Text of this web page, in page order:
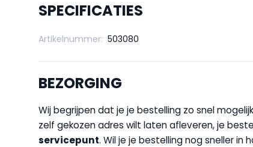
SPECIFICATIES
Artikelnummer: 503080
BEZORGING
Wij begrijpen dat je je bestelling zo snel
zelf gekozen adres wilt laten afleveren, je
servicepunt. Wil je je bestelling nog sneller in